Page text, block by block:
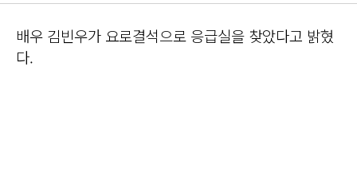
배우 김빈우가 요로결석으로 응급실을 찾았다고 밝혔
다.